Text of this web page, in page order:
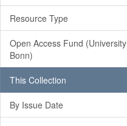
Resource Type
Open Access Fund (University
Bonn)
This Collection
By Issue Date